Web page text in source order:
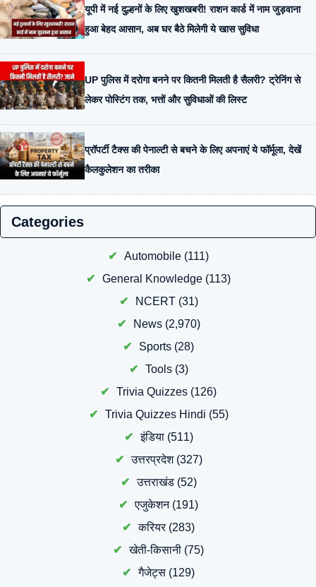
यूपी में नई दुल्हनों के लिए खुशखबरी! राशन कार्ड में नाम जुड़वाना
हुआ बेहद आसान, अब घर बैठे मिलेगी ये खास सुविधा
UP पुलिस में दरोगा बनने पर कितनी मिलती है सैलरी? ट्रेनिंग से
लेकर पोस्टिंग तक, भत्तों और सुविधाओं की लिस्ट
प्रॉपर्टी टैक्स की पेनाल्टी से बचने के लिए अपनाएं ये फॉर्मूला, देखें
कैलकुलेशन का तरीका
Categories
Automobile (111)
General Knowledge (113)
NCERT (31)
News(2,970)
Sports (28)
Tools(3)
Trivia Quizzes (126)
Trivia Quizzes Hindi (55)
इंडिया(511)
उत्तरप्रदेश(327)
उत्तराखंड(52)
एजुकेशन(191)
करियर(283)
खेती-किसानी (75)
गैजेट्स (129)